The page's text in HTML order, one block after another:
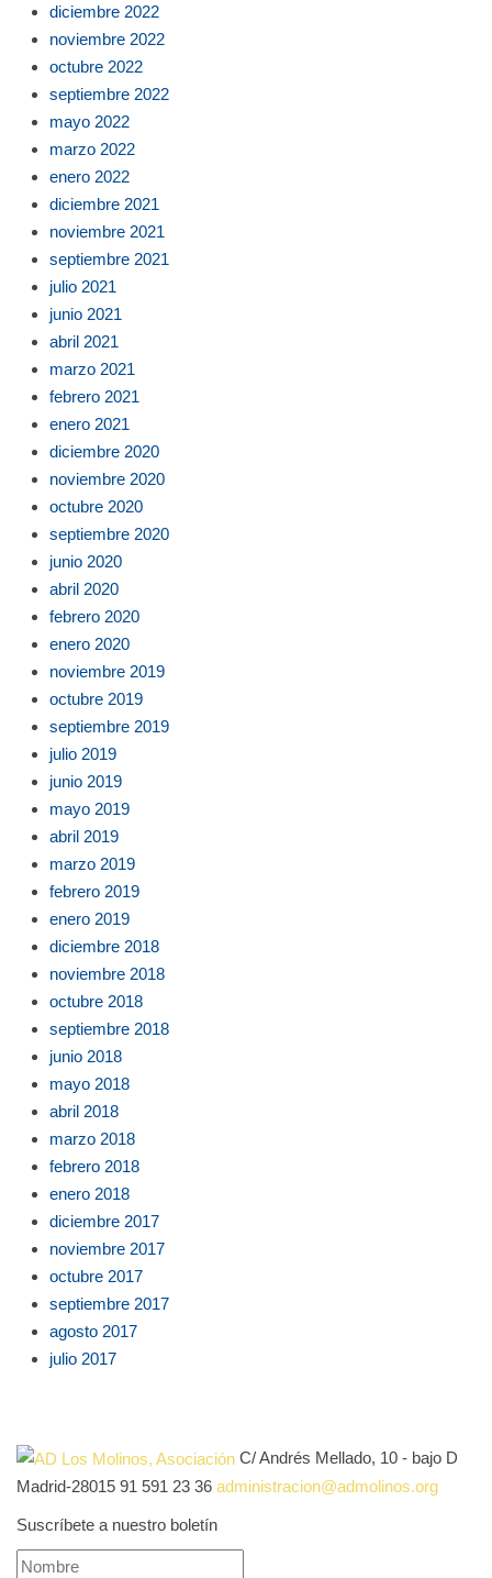
diciembre 2022
noviembre 2022
octubre 2022
septiembre 2022
mayo 2022
marzo 2022
enero 2022
diciembre 2021
noviembre 2021
septiembre 2021
julio 2021
junio 2021
abril 2021
marzo 2021
febrero 2021
enero 2021
diciembre 2020
noviembre 2020
octubre 2020
septiembre 2020
junio 2020
abril 2020
febrero 2020
enero 2020
noviembre 2019
octubre 2019
septiembre 2019
julio 2019
junio 2019
mayo 2019
abril 2019
marzo 2019
febrero 2019
enero 2019
diciembre 2018
noviembre 2018
octubre 2018
septiembre 2018
junio 2018
mayo 2018
abril 2018
marzo 2018
febrero 2018
enero 2018
diciembre 2017
noviembre 2017
octubre 2017
septiembre 2017
agosto 2017
julio 2017
C/ Andrés Mellado, 10 - bajo D
Madrid-28015 91 591 23 36 administracion@admolinos.org
Suscríbete a nuestro boletín